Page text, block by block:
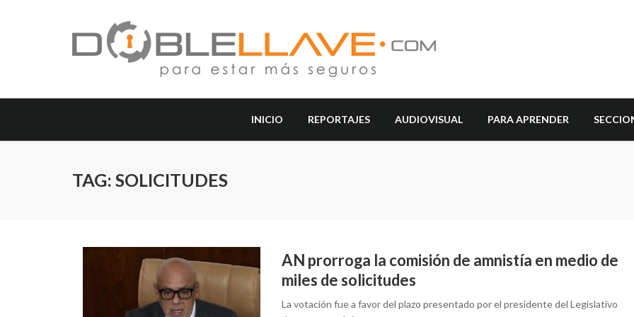
INICIO REPORTAJES AUDIOVISUAL PARA APRENDER
TAG: SOLICITUDES
AN prorroga la comisión de amnistía en medio de
miles de solicitudes
La votación fue a favor del plazo presentado por el presidente del Legislativo